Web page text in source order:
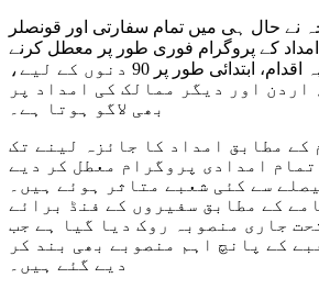
نے حال ہی میں تمام سفارتی اور قونصلر
کے پروگرام فوری طور پر معطل کرنے
کی ہدایت کی تھی۔ یہ اقدام، ابتدائی طور پر 90 دنوں کے لیے،
اردن اور دیگر ممالک کی امداد پر
بھی لاگو ہوتا ہے۔
کے مطابق امداد کا جائزہ لینے تک
امدادی پروگرام معطل کر دیے
سے کئی شعبے متاثر ہوئے ہیں۔
کے مطابق سفیروں کے فنڈ برائے
جاری منصوبہ روک دیا گیا ہے جب
کے پانچ اہم منصوبے بھی بند کر
دیے گئے ہیں۔